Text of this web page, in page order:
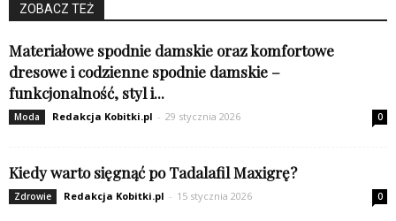
ZOBACZ TEŻ
Materiałowe spodnie damskie oraz komfortowe
dresowe i codzienne spodnie damskie –
funkcjonalność, styl i...
Moda Redakcja Kobitki.pl - 29 stycznia 2026 0
Kiedy warto sięgnąć po Tadalafil Maxigrę?
Zdrowie Redakcja Kobitki.pl - 15 stycznia 2026 0